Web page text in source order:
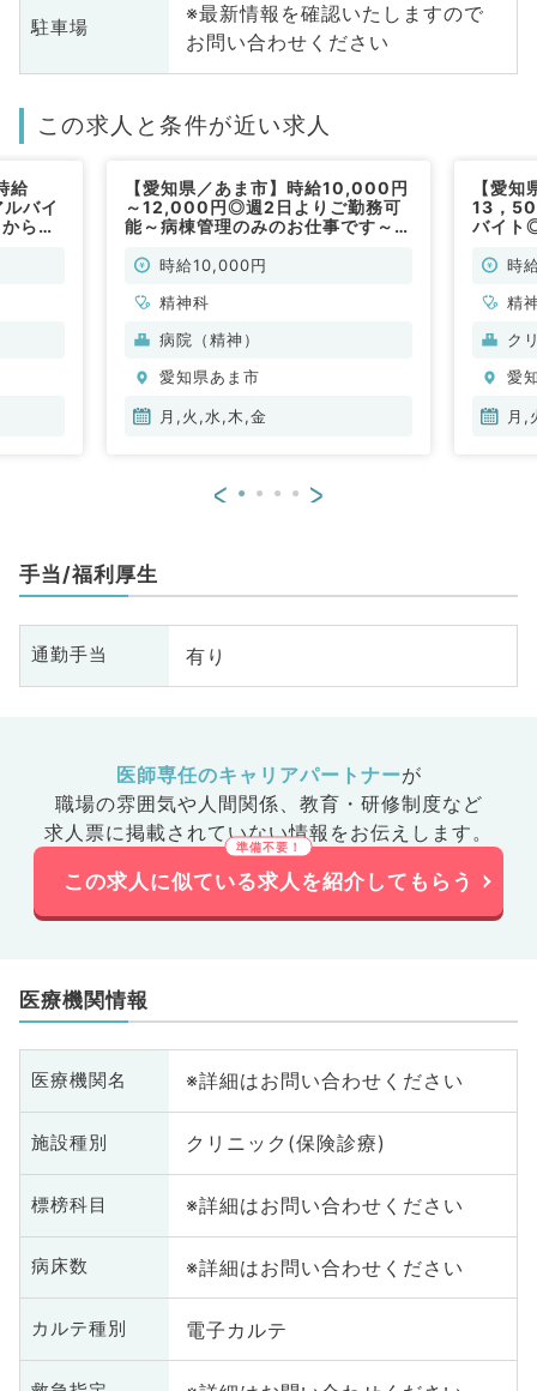
駐車場
※最新情報を確認いたしますので
お問い合わせください
この求人と条件が近い求人
給
バイ
ら
【愛知県／あま市】時給10,000円
～12,000円◎週2日よりご勤務可
能～病棟管理のみのお仕事です～
時給10,000円
精神科
病院（精神）
愛知県あま市
月,火,水,木,金
【愛
13，
バイト
利で時
精
ク
愛
月,
< >
手当/福利厚生
通勤手当 有り
医師専任のキャリアパートナーが
職場の雰囲気や人間関係、 教育・研修制度など
求人票に掲載されていない情報をお伝えします。
この求人に似ている求人を紹介してもらう
医療機関情報
医療機関名 ※詳細はお問い合わせください
施設種別 クリニック(保険診療)
標榜科目 ※詳細はお問い合わせください
病床数 ※詳細はお問い合わせください
カルテ種別 電子カルテ